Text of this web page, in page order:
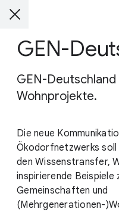
GEN-
GEN-
Wohnprojekte.
Die neue
Ökodorfnetzwerks
den Wissenstransfer,
inspirierende Beispiele
Gemeinschaften und
(Mehrgenerationen-